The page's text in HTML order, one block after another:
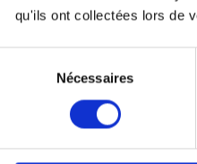
qu'ils ont collectées lors de
consentement
Nécessaires
Le
eux